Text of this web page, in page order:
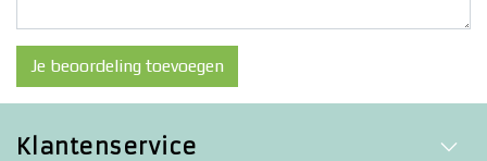
Je beoordeling toevoegen
Klantenservice